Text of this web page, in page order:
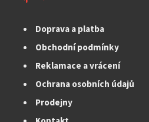
Doprava a platba
Obchodní podmínky
Reklamace a vrácení
Ochrana osobních údajů
Prodejny